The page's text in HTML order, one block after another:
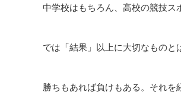
中学校はもちろん、高校の競技ス
では「結果」以上に大切なものと
勝ちもあれば負けもある。それを